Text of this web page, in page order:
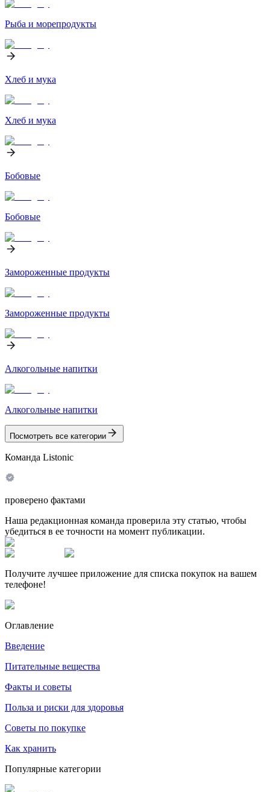
Рыба и морепродукты
Хлеб и мука
Хлеб и мука
Бобовые
Бобовые
Замороженные продукты
Замороженные продукты
Алкогольные напитки
Алкогольные напитки
Посмотреть все категории
Команда Listonic
проверено фактами
Наша редакционная команда проверила эту статью, чтобы
убедиться в ее точности на момент публикации.
Получите лучшее приложение для списка покупок на вашем
телефоне!
Оглавление
Введение
Питательные вещества
Факты и советы
Польза и риски для здоровья
Советы по покупке
Как хранить
Популярные категории